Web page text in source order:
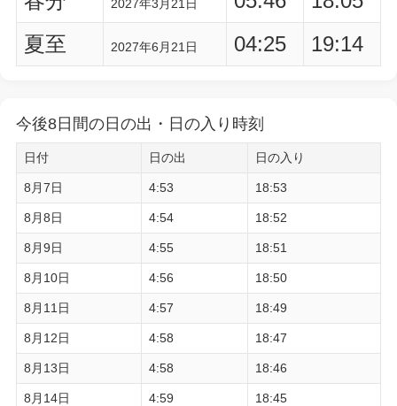
2027年3月21日
夏至
2027年6月21日 04:25 19:14
今後8日間の日の出・日の入り時刻
日付 日の出 日の入り
8月7日 4:53 18:53
8月8日 4:54 18:52
8月9日 4:55 18:51
8月10日 4:56 18:50
8月11日 4:57 18:49
8月12日 4:58 18:47
8月13日 4:58 18:46
8月14日 4:59 18:45